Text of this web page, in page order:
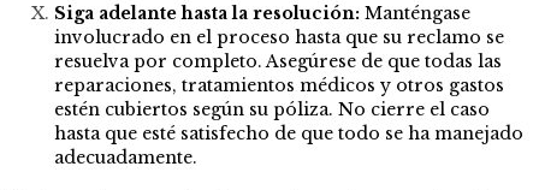
Siga adelante hasta la resolución: Manténgase
involucrado en el proceso hasta que su reclamo se
resuelva por completo. Asegúrese de que todas las
reparaciones, tratamientos médicos y otros gastos
estén cubiertos según su póliza. No cierre el caso
hasta que esté satisfecho de que todo se ha manejado
adecuadamente.